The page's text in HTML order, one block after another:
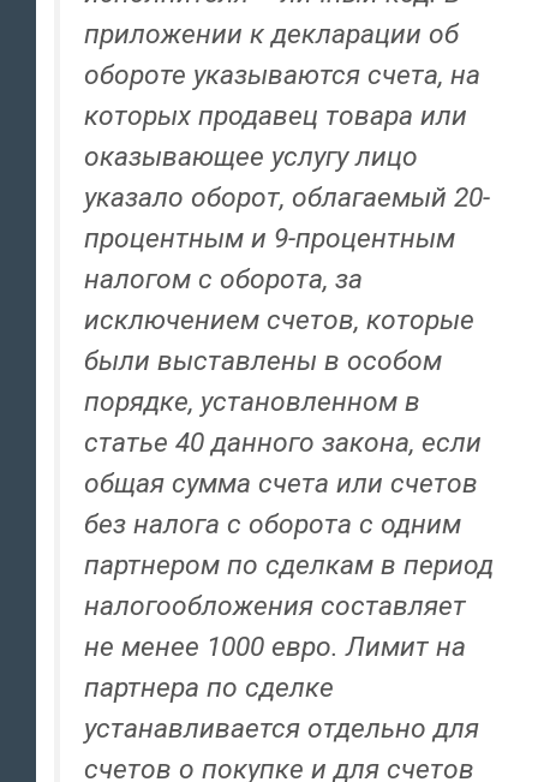
приложении к декларации об
обороте указываются счета, на
которых продавец товара или
оказывающее услугу лицо
указало оборот, облагаемый 20-
процентным и 9-процентным
налогом с оборота, за
исключением счетов, которые
были выставлены в особом
порядке, установленном в
статье 40 данного закона, если
общая сумма счета или счетов
без налога с оборота с одним
партнером по сделкам в период
налогообложения составляет
не менее 1000 евро. Лимит на
партнера по сделке
устанавливается отдельно для
счетов о покупке и для счетов